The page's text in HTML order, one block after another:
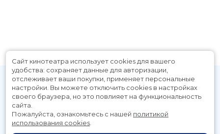
Расписание
Сайт кинотеатра использует cookies для вашего
удобства: сохраняет данные для авторизации,
отслеживает ваши покупки, применяет персональные
настройки. Вы можете отключить cookies в настройках
своего браузера, но это повлияет на функциональность
сайта.
Пожалуйста, ознакомьтесь с нашей политикой
использования cookies